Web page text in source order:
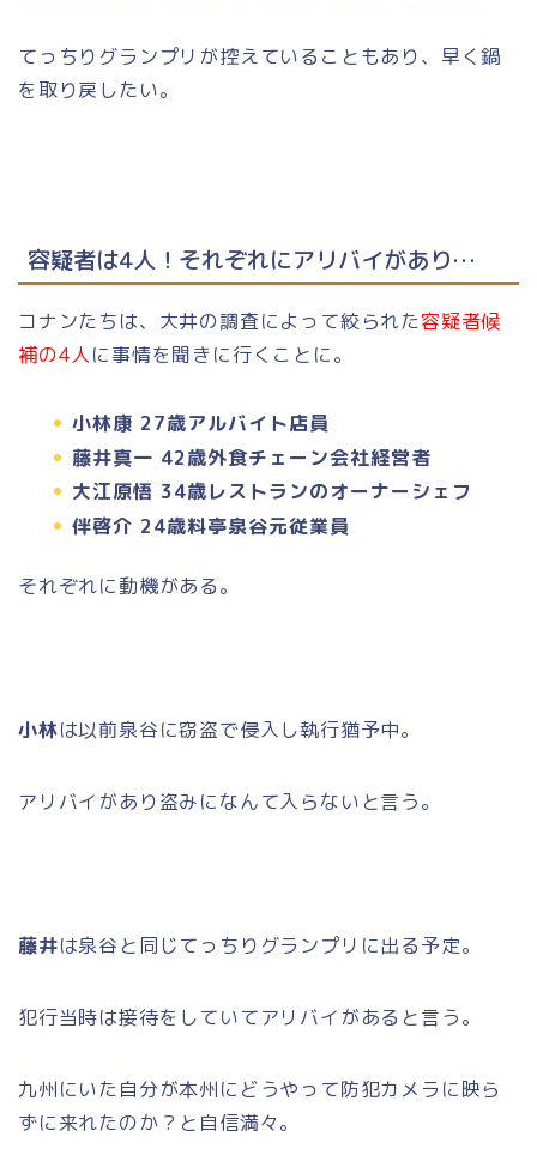
てっちりグランプリが控えていることもあり、早く鍋
を取り戻したい。
容疑者は4人！それぞれにアリバイがあり…
コナンたちは、大井の調査によって絞られた容疑者候
補の4人に事情を聞きに行くことに。
小林康 27歳アルバイト店員
藤井真一 42歳外食チェーン会社経営者
大江原悟 34歳レストランのオーナーシェフ
伴啓介 24歳料亭泉谷元従業員
それぞれに動機がある。
小林は以前泉谷に窃盗で侵入し執行猶予中。
アリバイがあり盗みになんて入らないと言う。
藤井は泉谷と同じてっちりグランプリに出る予定。
犯行当時は接待をしていてアリバイがあると言う。
九州にいた自分が本州にどうやって防犯カメラに映ら
ずに来れたのか？と自信満々。